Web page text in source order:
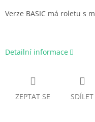
Verze BASIC má roletu s
Detailní informace
ZEPTAT SE SDÍLET